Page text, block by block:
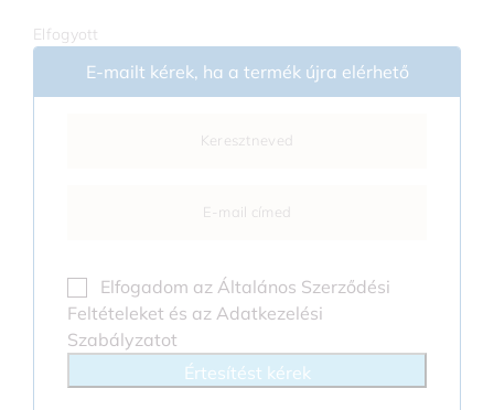
Elfogyott
E-mailt kérek, ha a termék újra elérhető
Elfogadom az Általános Szerződési
Feltételeket és az Adatkezelési
Szabályzatot
Értesítést kérek